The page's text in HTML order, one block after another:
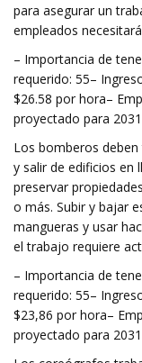
para asegurar un
empleados
– Importancia de
requerido: 55–
$26.58 por hora–
proyectado para
Los bomberos
y salir de edificios en
preservar
o más. Subir y bajar
mangueras y usar
el trabajo requiere
– Importancia de
requerido: 55–
$23,86 por hora–
proyectado para